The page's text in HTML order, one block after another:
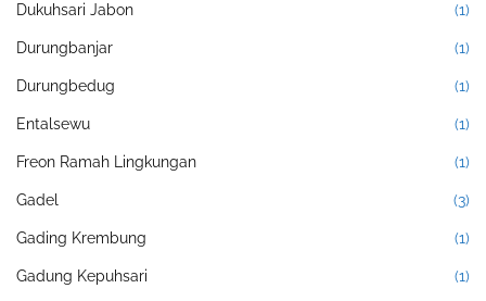
Dukuhsari Jabon (1)
Durungbanjar (1)
Durungbedug (1)
Entalsewu (1)
Freon Ramah Lingkungan (1)
Gadel (3)
Gading Krembung (1)
Gadung Kepuhsari (1)